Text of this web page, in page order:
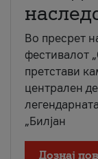
Во пресрет
фестивалот
претстави
централен
„Билјан
Дознај